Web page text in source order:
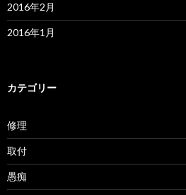
2016年2月
2016年1月
カテゴリー
修理
取付
愚痴